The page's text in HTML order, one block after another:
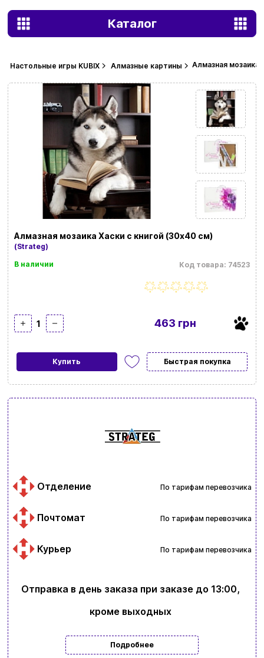
Каталог
Настольные игры KUBIX Алмазные картины Алмазная мозаика
Алмазная мозаика Хаски с книгой (30х40 см)
(Strateg)
Код товара: 74523
В наличии
463 грн
1
Купить Быстрая покупка
Отделение По тарифам перевозчика
Почтомат По тарифам перевозчика
Курьер По тарифам перевозчика
Отправка в день заказа при заказе до 13:00,
кроме выходных
Подробнее
Ввойти Регистрация